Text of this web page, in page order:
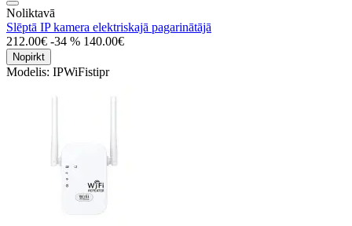
Noliktavā
Slēptā IP kamera elektriskajā pagarinātājā
212.00€ -34 % 140.00€
Nopirkt
Modelis: IPWiFistipr